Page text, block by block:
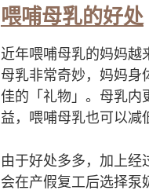
喂哺母乳的好处
近年喂哺母乳的妈妈越
母乳非常奇妙，妈妈身
佳的「礼物」。母乳内
益，喂哺母乳也可以减
由于好处多多，加上
会在产假复工后选择泵